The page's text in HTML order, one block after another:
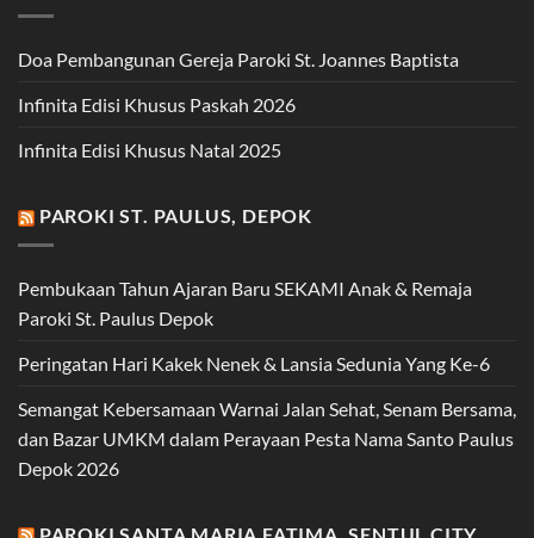
Doa Pembangunan Gereja Paroki St. Joannes Baptista
Infinita Edisi Khusus Paskah 2026
Infinita Edisi Khusus Natal 2025
PAROKI ST. PAULUS, DEPOK
Pembukaan Tahun Ajaran Baru SEKAMI Anak & Remaja
Paroki St. Paulus Depok
Peringatan Hari Kakek Nenek & Lansia Sedunia Yang Ke-6
Semangat Kebersamaan Warnai Jalan Sehat, Senam Bersama,
dan Bazar UMKM dalam Perayaan Pesta Nama Santo Paulus
Depok 2026
PAROKI SANTA MARIA FATIMA, SENTUL CITY